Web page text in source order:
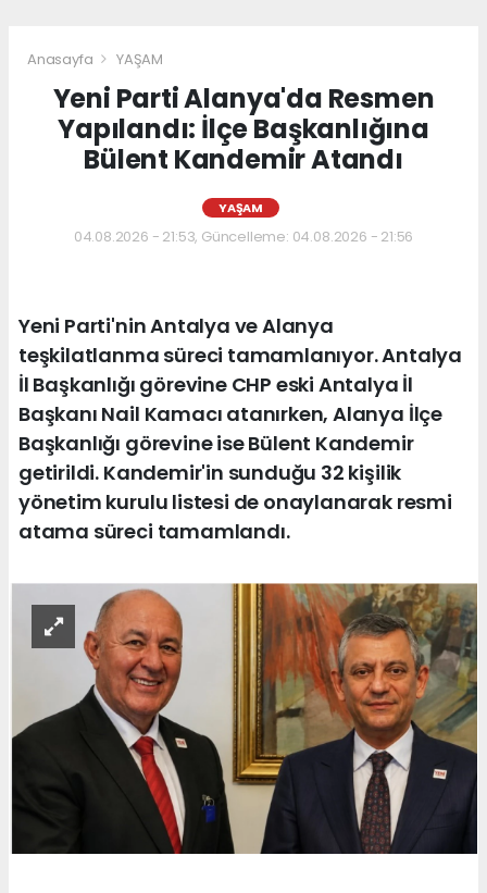
Anasayfa YAŞAM
Yeni Parti Alanya'da Resmen
Yapılandı: İlçe Başkanlığına
Bülent Kandemir Atandı
YAŞAM
04.08.2026 - 21:53, Güncelleme: 04.08.2026 - 21:56
Yeni Parti'nin Antalya ve Alanya
teşkilatlanma süreci tamamlanıyor. Antalya
İl Başkanlığı görevine CHP eski Antalya İl
Başkanı Nail Kamacı atanırken, Alanya İlçe
Başkanlığı görevine ise Bülent Kandemir
getirildi. Kandemir'in sunduğu 32 kişilik
yönetim kurulu listesi de onaylanarak resmi
atama süreci tamamlandı.